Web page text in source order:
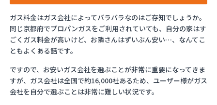
ガス料金はガス会社によってバラバラなのはご存知でしょうか。
同じ京都府でプロパンガスをご利用されていても、自分の家はす
ごくガス料金が高いけど、お隣さんはずいぶん安い…、なんてこ
ともよくある話です。
ですので、お安いガス会社を選ぶことが非常に重要になってきま
すが、ガス会社は全国で約16,000社あるため、ユーザー様がガス
会社を自分で選ぶことは非常に難しい状況です。